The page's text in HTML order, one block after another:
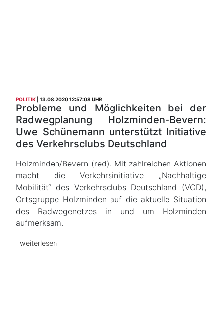
POLITIK 13.08.2020 12:57:08 UHR
Probleme und Möglichkeiten bei der
Radwegplanung Holzminden-Bevern:
Uwe Schünemann unterstützt Initiative
des Verkehrsclubs Deutschland
Holzminden/Bevern (red). Mit zahlreichen Aktionen
macht die Verkehrsinitiative „Nachhaltige
Mobilität“ des Verkehrsclubs Deutschland (VCD),
Ortsgruppe Holzminden auf die aktuelle Situation
des Radwegenetzes in und um Holzminden
aufmerksam.
weiterlesen